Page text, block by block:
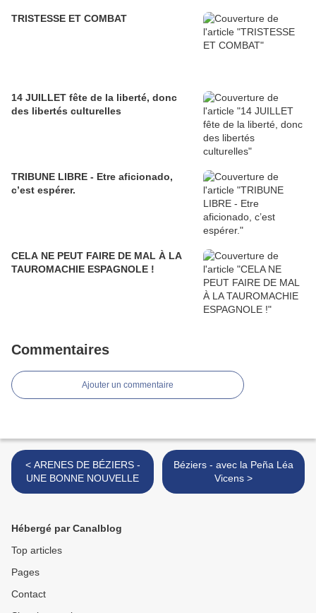
TRISTESSE ET COMBAT
14 JUILLET fête de la liberté, donc
des libertés culturelles
TRIBUNE LIBRE - Etre aficionado,
c’est espérer.
CELA NE PEUT FAIRE DE MAL À LA
TAUROMACHIE ESPAGNOLE !
Commentaires
Ajouter un commentaire
< ARENES DE BÉZIERS -
UNE BONNE NOUVELLE
Béziers - avec la Peña Léa
Vicens >
Hébergé par Canalblog
Top articles
Pages
Contact